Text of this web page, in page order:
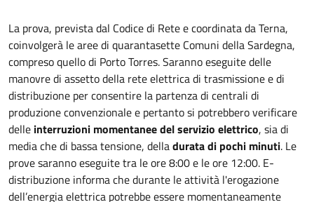
La prova, prevista dal Codice di Rete e coordinata da Terna,
coinvolgerà le aree di quarantasette Comuni della Sardegna,
compreso quello di Porto Torres. Saranno eseguite delle
manovre di assetto della rete elettrica di trasmissione e di
distribuzione per consentire la partenza di centrali di
produzione convenzionale e pertanto si potrebbero verificare
delle interruzioni momentanee del servizio elettrico, sia di
media che di bassa tensione, delladurata di pochi minuti. Le
prove saranno eseguite tra le ore 8:00 e le ore 12:00. E-
distribuzione informa che durante le attività l'erogazione
dell’energia elettrica potrebbe essere momentaneamente